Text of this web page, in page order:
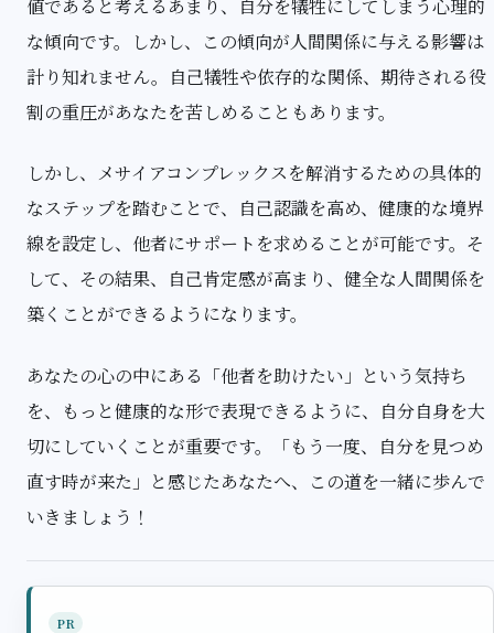
値であると考えるあまり、自分を犠牲にしてしまう心理的
な傾向です。しかし、この傾向が人間関係に与える影響は
計り知れません。自己犠牲や依存的な関係、期待される役
割の重圧があなたを苦しめることもあります。
しかし、メサイアコンプレックスを解消するための具体的
なステップを踏むことで、自己認識を高め、健康的な境界
線を設定し、他者にサポートを求めることが可能です。そ
して、その結果、自己肯定感が高まり、健全な人間関係を
築くことができるようになります。
あなたの心の中にある「他者を助けたい」という気持ち
を、もっと健康的な形で表現できるように、自分自身を大
切にしていくことが重要です。「もう一度、自分を見つめ
直す時が来た」と感じたあなたへ、この道を一緒に歩んで
いきましょう！
PR